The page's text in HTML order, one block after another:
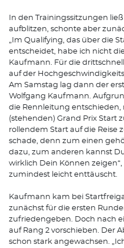
In den Trainingssitzungen
aufblitzen, schonte aber
„Im Qualifying, das über die
entscheidet, habe ich nicht
Kaufmann. Für die
auf der
Am Samstag lag dann der
Wolfgang Kaufmann.
die Rennleitung entschieden,
(stehenden) Grand Prix Start
rollendem Start auf die Reise
schade, denn zum einen
dazu, zum anderen kannst
wirklich Dein Können
zumindest leicht enttäuscht.
Kaufmann kam bei
zunächst für die ersten
zufriedengeben. Doch nach
auf Rang 2 vorschieben. Der
schon stark angewachsen.